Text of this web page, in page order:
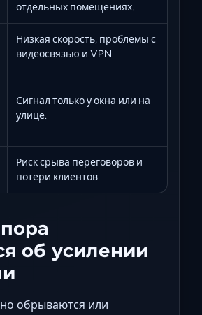
отдельных помещениях.
Низкая скорость, проблемы с
видеосвязью и VPN.
Сигнал только у окна или на
улице.
Риск срыва переговоров и
потери клиентов.
об усилении
обрываются или